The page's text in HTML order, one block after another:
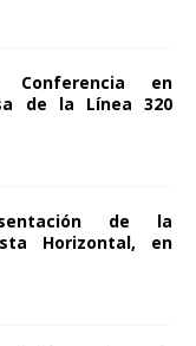
en
de la Línea 320
de la
Horizontal, en